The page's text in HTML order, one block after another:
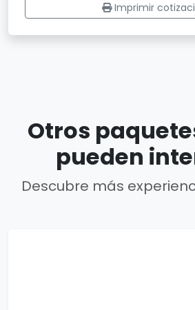
Imprimir
Otros
pueden
Descubre más